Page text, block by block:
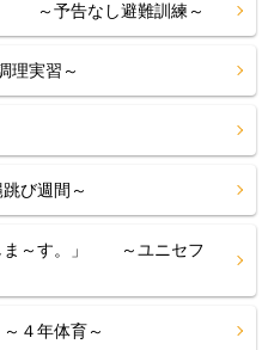
～予告なし避難訓練～
実習～
び週間～
ま～す。」 ～ユニセフ
４年体育～